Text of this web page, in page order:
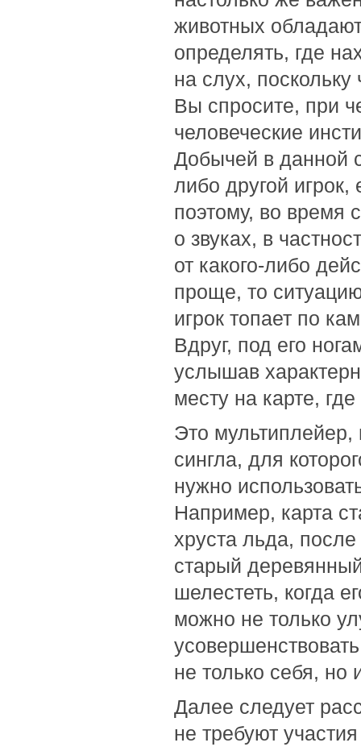
животных
определять, где
на слух,
Вы спросите, при
человеческие
Добычей в данной
либо другой
поэтому, во время
о звуках, в
от какого-либо
проще, то
игрок топает по
Вдруг, под его
услышав
месту на карте,
Это мультиплейер,
сингла, для
нужно
Например, карта
хруста льда, после
старый
шелестеть, когда
можно не только
не только себя, но
Далее следует
не требуют